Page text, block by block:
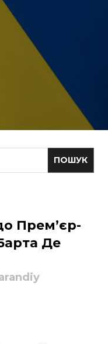
Прем’єр-
Де